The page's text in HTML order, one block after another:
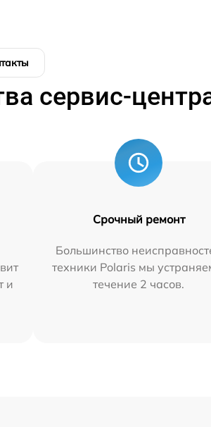
сервис-
и
Срочный ремонт
Большинство
техники Polaris мы
течение 2 часов.